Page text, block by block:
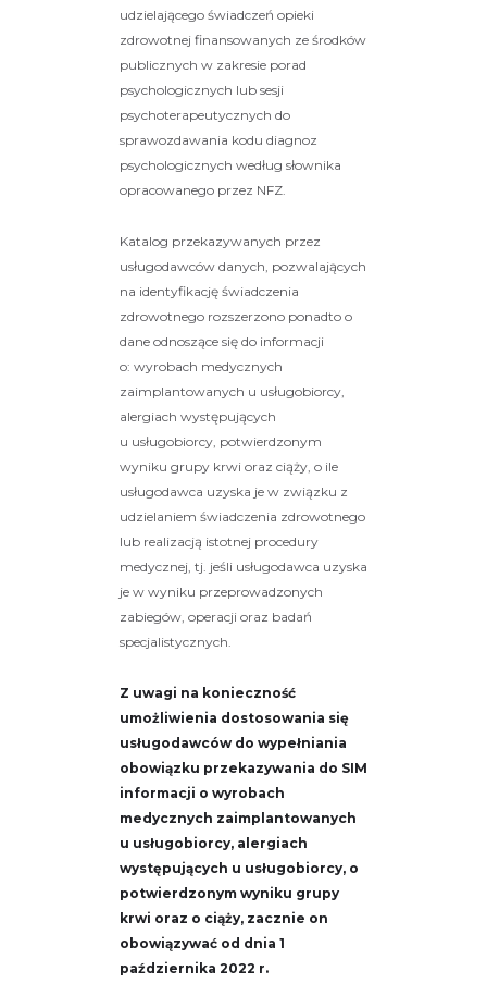
udzielającego świadczeń opieki
zdrowotnej finansowanych ze środków
publicznych w zakresie porad
psychologicznych lub sesji
psychoterapeutycznych do
sprawozdawania kodu diagnoz
psychologicznych według słownika
opracowanego przez NFZ.
Katalog przekazywanych przez
usługodawców danych, pozwalających
na identyfikację świadczenia
zdrowotnego rozszerzono ponadto o
dane odnoszące się do informacji
o: wyrobach medycznych
zaimplantowanych u usługobiorcy,
alergiach występujących
u usługobiorcy, potwierdzonym
wyniku grupy krwi oraz ciąży, o ile
usługodawca uzyska je w związku z
udzielaniem świadczenia zdrowotnego
lub realizacją istotnej procedury
medycznej, tj. jeśli usługodawca uzyska
je w wyniku przeprowadzonych
zabiegów, operacji oraz badań
specjalistycznych.
Z uwagi na konieczność
umożliwienia dostosowania się
usługodawców do wypełniania
obowiązku przekazywania do SIM
informacji o wyrobach
medycznych zaimplantowanych
u usługobiorcy, alergiach
występujących u usługobiorcy, o
potwierdzonym wyniku grupy
krwi oraz o ciąży, zacznie on
obowiązywać od dnia 1
października 2022 r.